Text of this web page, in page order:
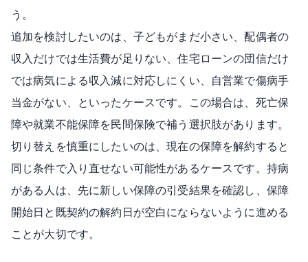
う。
追加を検討したいのは、子どもがまだ小さい、配偶者の
収入だけでは生活費が足りない、住宅ローンの団信だけ
では病気による収入減に対応しにくい、自営業で傷病手
当金がない、といったケースです。この場合は、死亡保
障や就業不能保障を民間保険で補う選択肢があります。
切り替えを慎重にしたいのは、現在の保障を解約すると
同じ条件で入り直せない可能性があるケースです。持病
がある人は、先に新しい保障の引受結果を確認し、保障
開始日と既契約の解約日が空白にならないように進める
ことが大切です。